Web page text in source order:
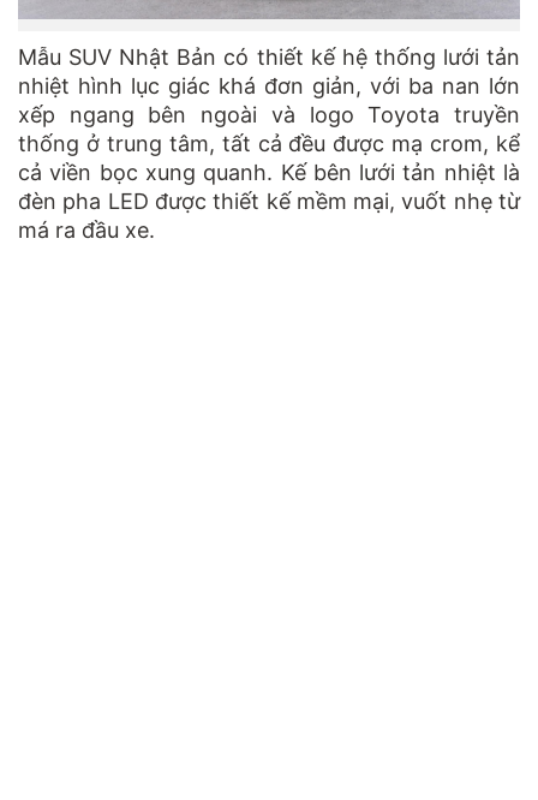
Mẫu SUV Nhật Bản có thiết kế hệ thống lưới tản
nhiệt hình lục giác khá đơn giản, với ba nan lớn
xếp ngang bên ngoài và logo Toyota truyền
thống ở trung tâm, tất cả đều được mạ crom, kể
cả viền bọc xung quanh. Kế bên lưới tản nhiệt là
đèn pha LED được thiết kế mềm mại, vuốt nhẹ từ
má ra đầu xe.